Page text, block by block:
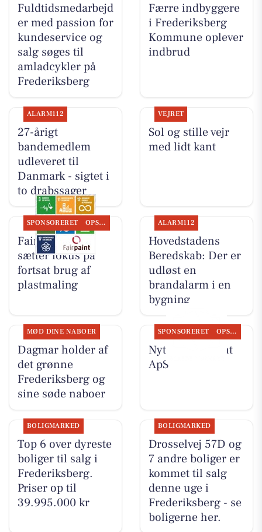
Fuldtidsmedarbejd
er med passion for
kundeservice og
salg søges til
amladcykler på
Frederiksberg
Færre indbyggere
i Frederiksberg
Kommune oplever
indbrud
ALARM112
27-årigt
bandemedlem
udleveret til
Danmark - sigtet i
to drabssager
VEJRET
Sol og stille vejr
med lidt kant
SPONSORERET OPSLAGSTAVLEN
Fairpaint ApS
sætter fokus på
fortsat brug af
plastmaling
ALARM112
Hovedstadens
Beredskab: Der er
udløst en
brandalarm i en
bygning
MØD DINE NABOER
Dagmar holder af
det grønne
Frederiksberg og
sine søde naboer
SPONSORERET OPSLAGSTAVLEN
Nyt fra Fairpaint
ApS
BOLIGMARKED
Top 6 over dyreste
boliger til salg i
Frederiksberg.
Priser op til
39.995.000 kr
BOLIGMARKED
Drosselvej 57D og
7 andre boliger er
kommet til salg
denne uge i
Frederiksberg - se
boligerne her.